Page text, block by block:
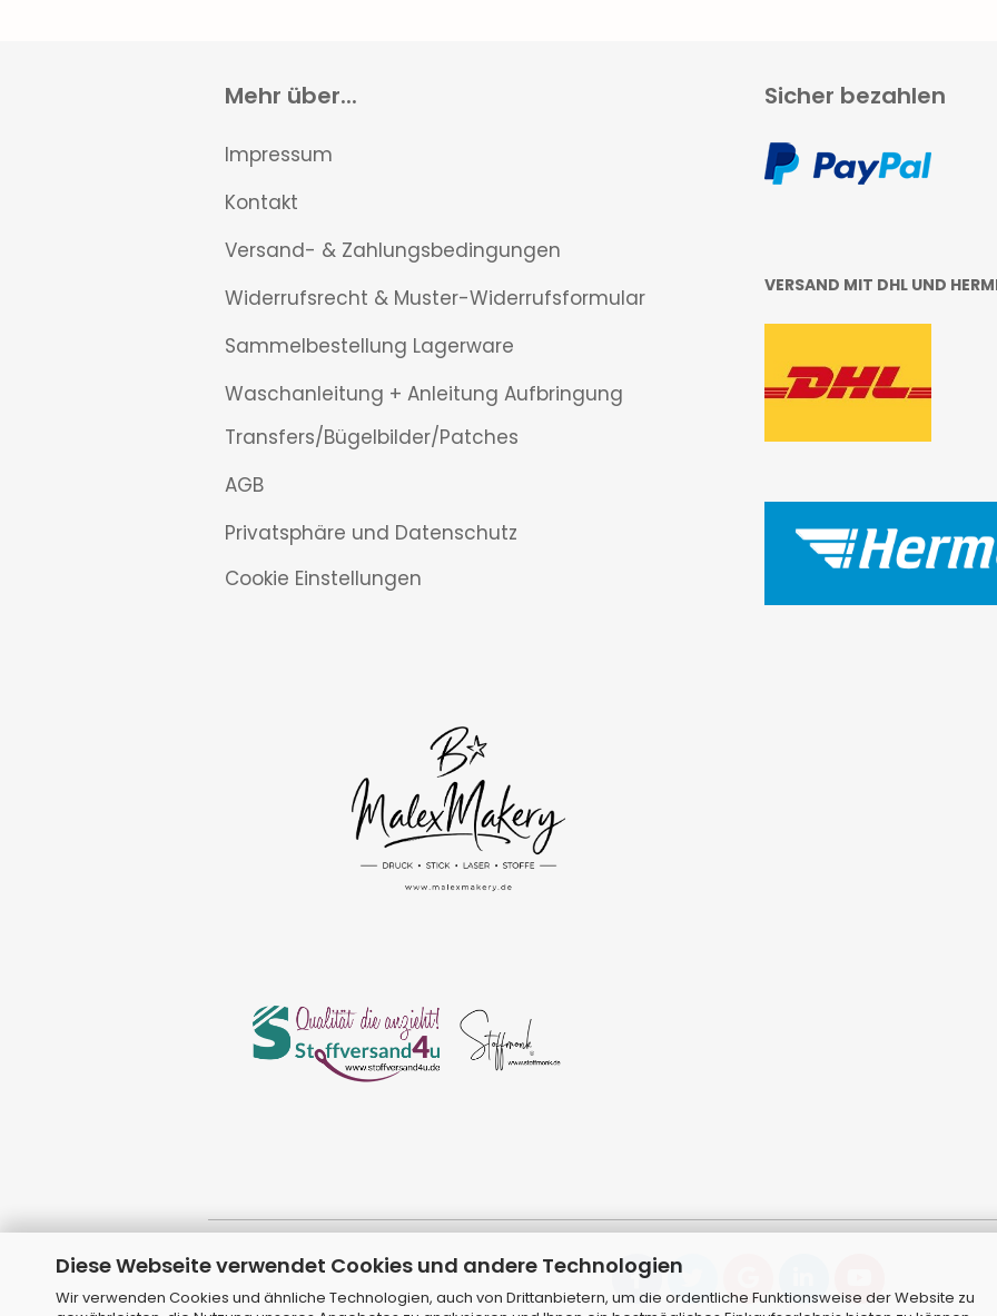
Diese Webseite verwendet Cookies und andere Technologien
Wir verwenden Cookies und ähnliche Technologien, auch von Drittanbietern, um die ordentliche Funktionsweise der Website zu
Mehr über...
Impressum
Kontakt
Versand- & Zahlungsbedingungen
Widerrufsrecht & Muster-Widerrufsformular
Sammelbestellung Lagerware
Waschanleitung + Anleitung Aufbringung
Transfers/Bügelbilder/Patches
AGB
Privatsphäre und Datenschutz
Cookie Einstellungen
Sicher bezahlen
VERSAND MIT DHL UND